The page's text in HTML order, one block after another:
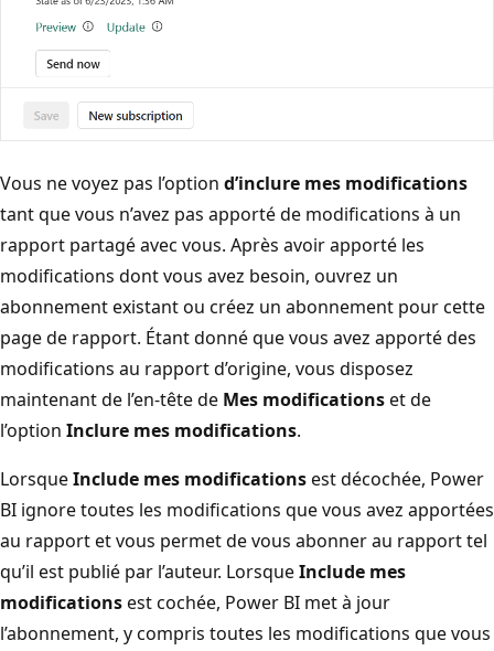
Vous ne voyez pas l’option d’inclure mes modifications
tant que vous n’avez pas apporté de modifications à un
rapport partagé avec vous. Après avoir apporté les
modifications dont vous avez besoin, ouvrez un
abonnement existant ou créez un abonnement pour cette
page de rapport. Étant donné que vous avez apporté des
modifications au rapport d’origine, vous disposez
maintenant de l’en-tête de Mes modificationset de
l’option Inclure mes modifications.
LorsqueInclude mes modificationsest décochée, Power
BI ignore toutes les modifications que vous avez apportées
au rapport et vous permet de vous abonner au rapport tel
qu’il est publié par l’auteur. LorsqueInclude mes
modificationsest cochée, Power BI met à jour
l’abonnement, y compris toutes les modifications que vous